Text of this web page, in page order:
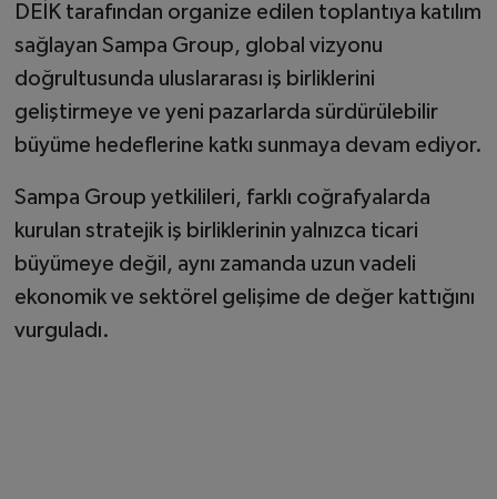
DEİK tarafından organize edilen toplantıya katılım
sağlayan Sampa Group, global vizyonu
doğrultusunda uluslararası iş birliklerini
geliştirmeye ve yeni pazarlarda sürdürülebilir
büyüme hedeflerine katkı sunmaya devam ediyor.
Sampa Group yetkilileri, farklı coğrafyalarda
kurulan stratejik iş birliklerinin yalnızca ticari
büyümeye değil, aynı zamanda uzun vadeli
ekonomik ve sektörel gelişime de değer kattığını
vurguladı.